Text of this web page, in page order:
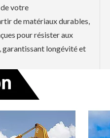
votre
de matériaux durables,
pour résister aux
longévité et